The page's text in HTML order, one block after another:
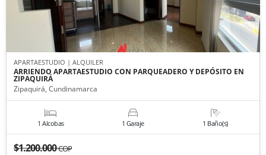
APARTAESTUDIO | ALQUILER
ARRIENDO APARTAESTUDIO CON PARQUEADERO Y DEPÓSITO EN
ZIPAQUIRÁ
Zipaquirá, Cundinamarca
1 Alcobas 1 Garaje 1 Baño(s)
$1.200.000COP